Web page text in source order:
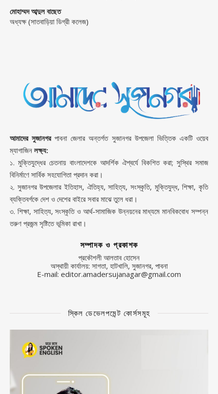
মোহাম্মদ আব্দুল বাছেত
অধ্যক্ষ (সাতবাড়িয়া ডিগ্রী কলেজ)
আমাদের সুজানগরপাবনা জেলার অন্তর্গত সুজানগর উপজেলা ভিত্তিক একটি ওয়েব
ম্যাগাজিন লক্ষ্য:
১. মুক্তিযুদ্ধের চেতনায় বাংলাদেশকে আদর্শিক ঐশ্বর্যে বিকশিত করা; সুস্থির সমাজ
বিনির্মাণে সার্বিক সহযোগিতা প্রদান করা।
২. সুজানগর উপজেলার ইতিহাস, ঐতিহ্য, সাহিত্য, সংস্কৃতি, মুক্তিযুদ্ধ, শিক্ষা, কৃতি
ব্যক্তিবর্গকে দেশ ও দেশের বাইরে সবার মাঝে তুলে ধরা।
৩. শিক্ষা, সাহিত্য, সংস্কৃতি ও আর্থ-সামাজিক উন্নয়নের মাধ্যমে মানবিকবোধ সম্পন্ন
তরুণ প্রজন্ম সৃষ্টিতে ভূমিকা রাখা।
সম্পাদক ও প্রকাশক
প্রকৌশলী আলতাব হোসেন
অস্থায়ী কার্যালয়: সাগতা, হাটখালি, সুজানগর, পাবনা
E-mail: editor.amadersujanagar@gmail.com
স্কিল ডেভেলপমেন্ট কোর্সসমূহ